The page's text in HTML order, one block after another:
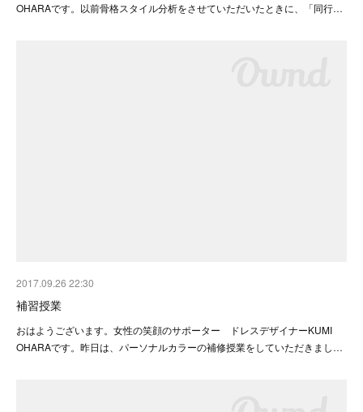
OHARAです。以前骨格スタイル分析をさせていただいたときに、「同行…
2017.09.26 22:30
補習授業
おはようございます。女性の笑顔のサポーター ドレスデザイナーKUMI
OHARAです。昨日は、パーソナルカラーの補修授業をしていただきまし…